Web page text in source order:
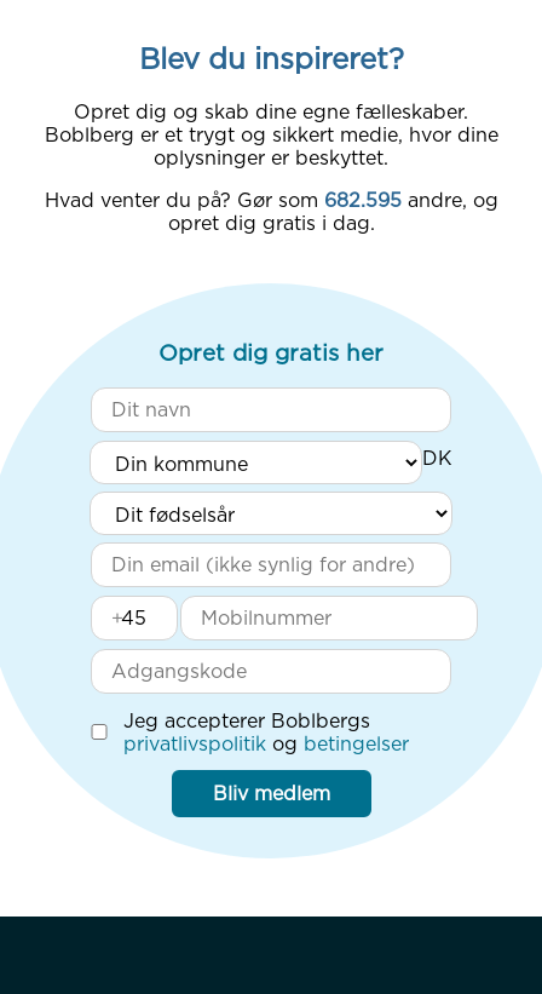
Blev du inspireret?
Opret dig og skab dine egne fælleskaber.
Boblberg er et trygt og sikkert medie, hvor dine
oplysninger er beskyttet.
Hvad venter du på? Gør som 682.595 andre, og
opret dig gratis i dag.
Opret dig gratis her
+
Jeg accepterer Boblbergs
privatlivspolitik og betingelser
Bliv medlem